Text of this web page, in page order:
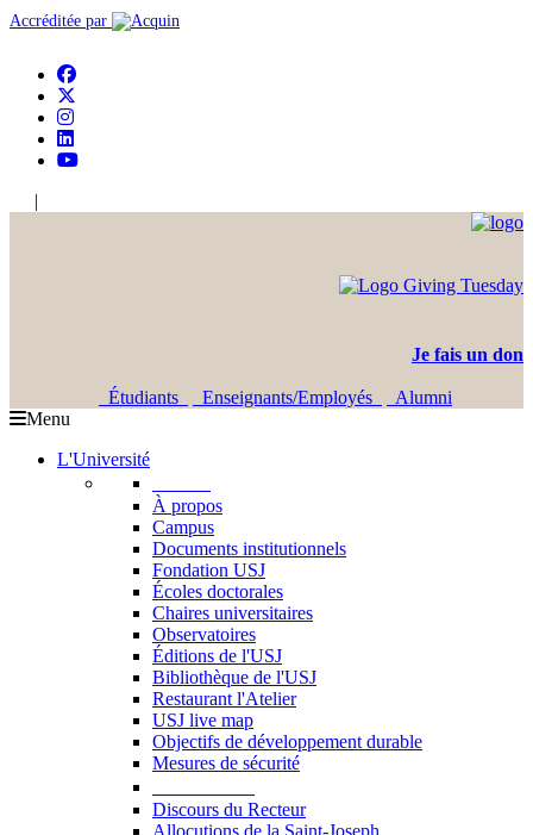
Accréditée par
|
Je fais un don
Étudiants Enseignants/Employés
Alumni
Menu
L'Université
À propos
Campus
Documents institutionnels
Fondation USJ
Écoles doctorales
Chaires universitaires
Observatoires
Éditions de l'USJ
Bibliothèque de l'USJ
Restaurant l'Atelier
USJ live map
Objectifs de développement durable
Mesures de sécurité
Discours du Recteur
Allocutions de la Saint-Joseph